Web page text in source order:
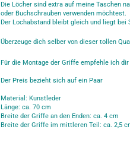
Die Löcher sind extra auf meine Taschen
oder Buchschrauben verwenden möchtest.
Der Lochabstand bleibt gleich und liegt bei
Überzeuge dich selber von dieser tollen
Für die Montage der Griffe empfehle ich
Der Preis bezieht sich auf ein Paar
Material: Kunstleder
Länge: ca. 70 cm
Breite der Griffe an den Enden: ca. 4 cm
Breite der Griffe im mittleren Teil: ca. 2,5